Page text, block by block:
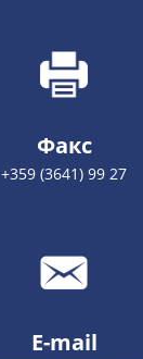
Факс
+359 (3641) 99 27
E-mail